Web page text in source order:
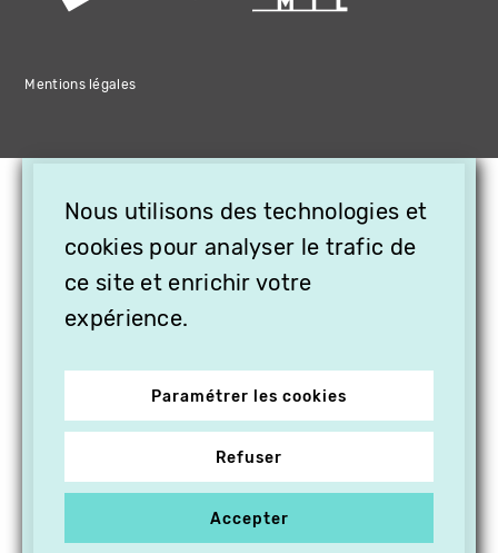
Mentions légales
Nous utilisons des technologies et
cookies pour analyser le trafic de
ce site et enrichir votre
expérience.
Paramétrer les cookies
Refuser
Accepter
OFFREZ LA VIDÉO EN
CADEAU, ABONNEZ VOS
PROCHES À VITHÈQUE !